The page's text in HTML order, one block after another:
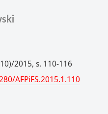
2015, s. 110-116
AFPiFS.2015.1.110